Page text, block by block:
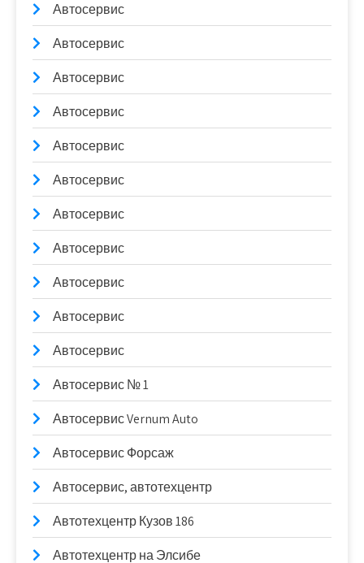
Автосервис
Автосервис
Автосервис
Автосервис
Автосервис
Автосервис
Автосервис
Автосервис
Автосервис
Автосервис
Автосервис
Автосервис № 1
Автосервис Vernum Auto
Автосервис Форсаж
Автосервис, автотехцентр
Автотехцентр Кузов 186
Автотехцентр на Элсибе